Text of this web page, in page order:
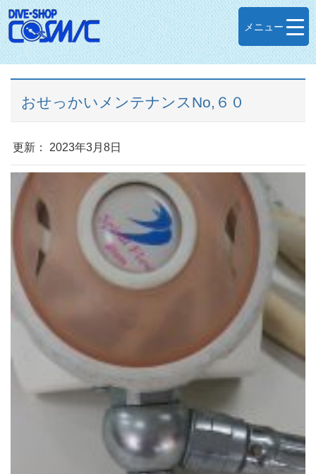
メニュー
おせっかいメンテナンスNo,６０
更新： 2023年3月8日